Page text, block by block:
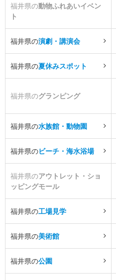
福井県の動物ふれあいイベン
ト
福井県の演劇・講演会
福井県の夏休みスポット
福井県のグランピング
福井県の水族館・動物園
福井県のビーチ・海水浴場
福井県のアウトレット・ショ
ッピングモール
福井県の工場見学
福井県の美術館
福井県の公園